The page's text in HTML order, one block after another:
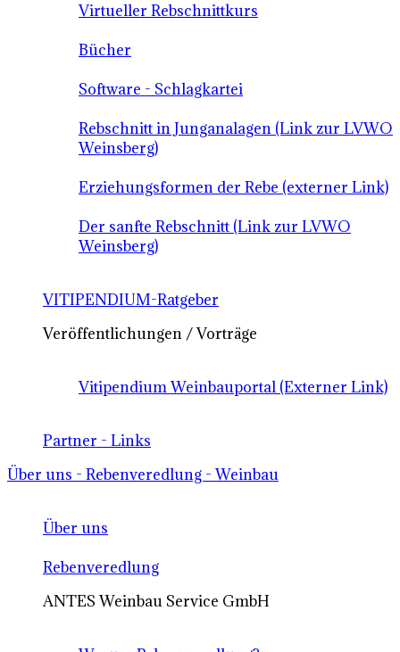
Virtueller Rebschnittkurs
Bücher
Software - Schlagkartei
Rebschnitt in Junganalagen (Link zur LVWO
Weinsberg)
Erziehungsformen der Rebe (externer Link)
Der sanfte Rebschnitt (Link zur LVWO
Weinsberg)
VITIPENDIUM-Ratgeber
Veröffentlichungen / Vorträge
Vitipendium Weinbauportal (Externer Link)
Partner - Links
Über uns - Rebenveredlung - Weinbau
Über uns
Rebenveredlung
ANTES Weinbau Service GmbH